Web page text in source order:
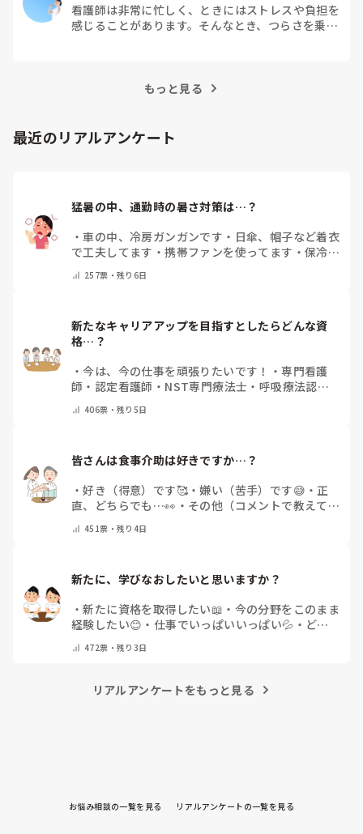
看護師は非常に忙しく、ときにはストレスや負担を
感じることがあります。そんなとき、つらさを乗り
もっと見る
最近のリアルアンケート
猛暑の中、通勤時の暑さ対策は…？
・車の中、冷房ガンガンです ・ 日傘、帽子など着衣
で工夫してます ・携帯ファンを使ってます ・ 保冷剤
ん ・ その他（コメントで教えて下さい）
257票・残り6日
新たなキャリアアップを目指すとしたらどんな資
格…？
・今は、今の仕事を頑張りたいです！ ・専門看護
師 ・ 認定看護師 ・ NST専門療法士 ・ 呼吸療法認定
内視鏡技師・その他(コメントで教えて下さい)
406票・残り5日
皆さんは食事介助は好きですか…？
・好き（得意）です🥰・嫌い（苦手）です😅 ・ 正
直、どちらでも…👀 ・ その他（コメントで教えてく
451票・残り4日
新たに、学びなおしたいと思いますか？
・新たに資格を取得したい📖 ・ 今の分野をこのまま
経験したい😊 ・ 仕事でいっぱいいっぱい💦 ・ どん
教えてください）
472票・残り3日
リアルアンケートをもっと見る
お悩み相談の一覧を見る リアルアンケートの一覧を見る